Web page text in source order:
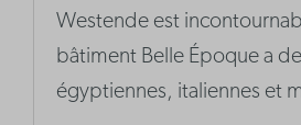
Westende est
bâtiment Belle Époque a
égyptiennes, italiennes et